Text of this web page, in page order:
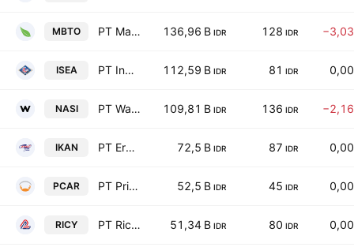
MBTO PT Martina Berto Tbk 136,96 B IDR 128 IDR
ISEA PT Indo American Seafoods Tbk 112,59 B IDR 81 IDR
NASI PT Wahana Inti Makmur Tbk 109,81 B IDR 136 IDR
IKAN PT Era Mandiri Cemerlang Tbk 72,5 B IDR 87 IDR
PCAR PT Prima Cakrawala Abadi Tbk 52,5 B IDR 45 IDR
RICY PT Ricky Putra Globalindo Tbk 51,34 B IDR 80 IDR